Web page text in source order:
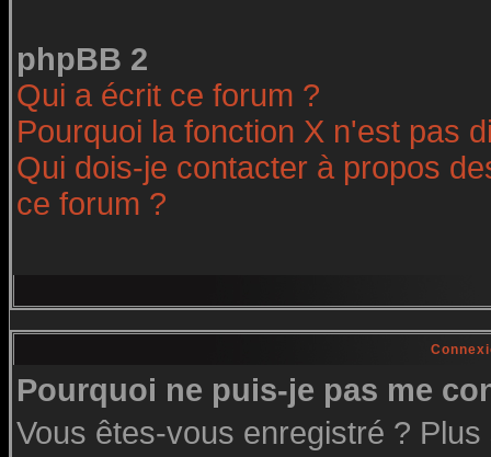
phpBB 2
Qui a écrit ce forum ?
Pourquoi la fonction X n'est pas
Qui dois-je contacter à propos
ce forum ?
Pourquoi ne puis-je pas me
Vous êtes-vous enregistré ?